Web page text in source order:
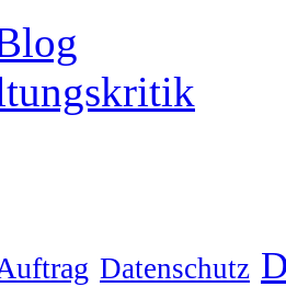
Datenschutz